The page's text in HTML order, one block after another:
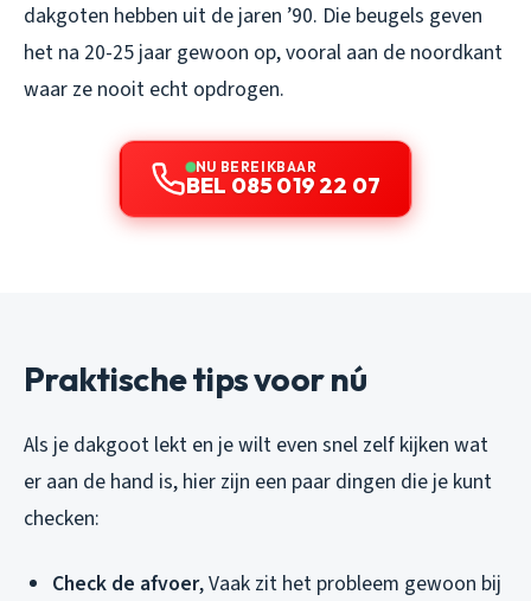
dakgoten hebben uit de jaren ’90. Die beugels geven
het na 20-25 jaar gewoon op, vooral aan de noordkant
waar ze nooit echt opdrogen.
NU BEREIKBAAR
BEL 085 019 22 07
Praktische tips voor nú
Als je dakgoot lekt en je wilt even snel zelf kijken wat
er aan de hand is, hier zijn een paar dingen die je kunt
checken:
Check de afvoer, Vaak zit het probleem gewoon bij